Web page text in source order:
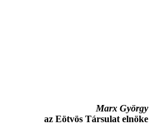
Marx György
az Eötvös Társulat elnöke